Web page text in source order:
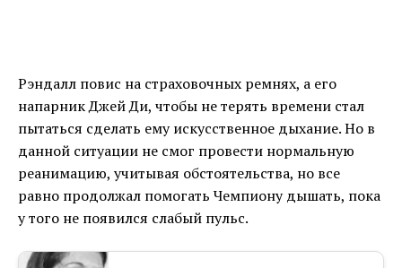
Рэндалл повис на страховочных ремнях, а его
напарник Джей Ди, чтобы не терять времени стал
пытаться сделать ему искусственное дыхание. Но в
данной ситуации не смог провести нормальную
реанимацию, учитывая обстоятельства, но все
равно продолжал помогать Чемпиону дышать, пока
у того не появился слабый пульс.